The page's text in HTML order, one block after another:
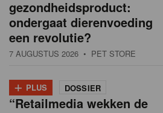
gezondheidsproduct:
ondergaat dierenvoeding
een revolutie?
7 AUGUSTUS 2026 • PET STORE
+ PLUS DOSSIER
“Retailmedia wekken de